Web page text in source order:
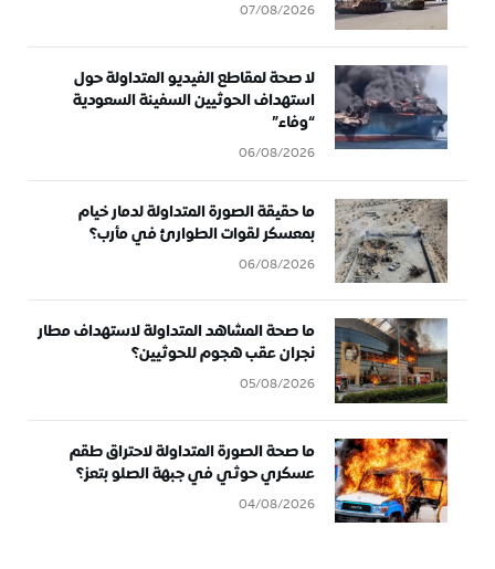
07/08/2026
لا صحة لمقاطع الفيديو المتداولة حول
استهداف الحوثيين السفينة السعودية
“وفاء”
06/08/2026
ما حقيقة الصورة المتداولة لدمار خيام
بمعسكر لقوات الطوارئ في مأرب؟
06/08/2026
ما صحة المشاهد المتداولة لاستهداف مطار
نجران عقب هجوم للحوثيين؟
05/08/2026
ما صحة الصورة المتداولة لاحتراق طقم
عسكري حوثي في جبهة الصلو بتعز؟
04/08/2026